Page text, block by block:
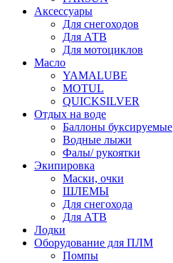
Аксессуары
Для снегоходов
Для АТВ
Для мотоциклов
Масло
YAMALUBE
MOTUL
QUICKSILVER
Отдых на воде
Баллоны буксируемые
Водные лыжи
Фалы/ рукоятки
Экипировка
Маски, очки
ШЛЕМЫ
Для снегохода
Для АТВ
Лодки
Оборудование для ПЛМ
Помпы